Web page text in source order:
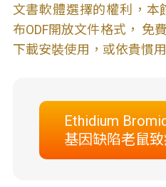
文書軟體選擇的權利，本
布ODF開放文件格式， 免
下載安裝使用，或依貴慣
Ethidium
基因缺陷老鼠